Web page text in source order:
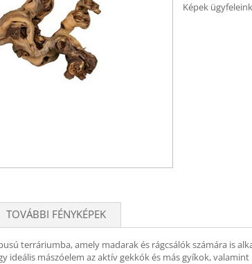
Képek
TOVÁBBI FÉNYKÉPEK
terráriumba, amely madarak és rágcsálók számára is
ideális mászóelem az aktív gekkók és más gyíkok,